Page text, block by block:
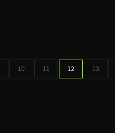
10 11 12 13